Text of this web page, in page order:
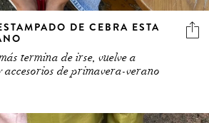
DE CEBRA ESTA
termina de irse, vuelve a
de primavera-verano